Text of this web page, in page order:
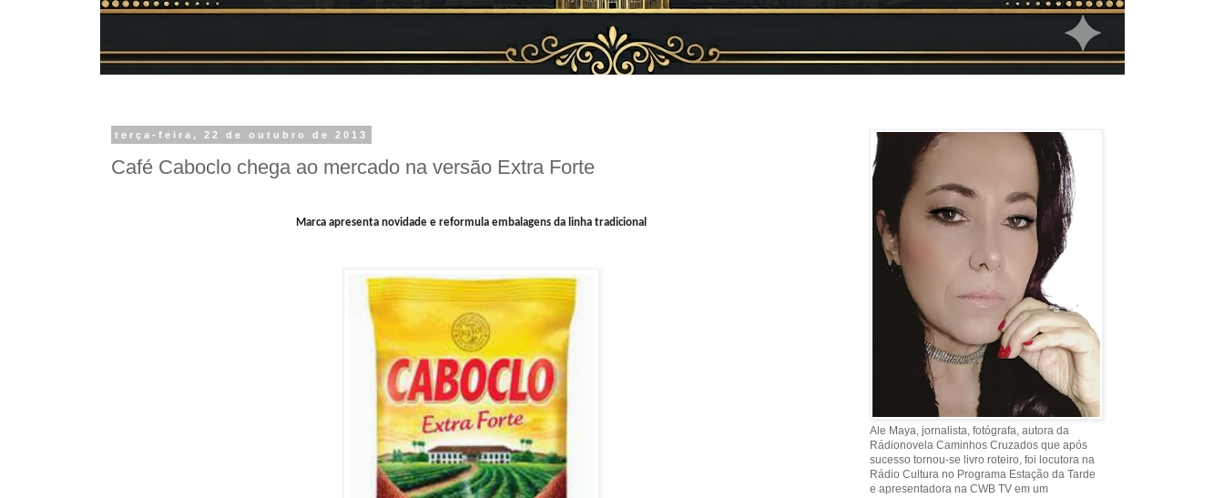
terça-feira, 22 de outubro de 2013
Café Caboclo chega ao mercado na versão Extra Forte
Marca apresenta novidade e reformula embalagens da linha tradicional
Ale Maya, jornalista, fotógrafa, autora da
Rádionovela Caminhos Cruzados que após
sucesso tornou-se livro roteiro, foi locutora na
Rádio Cultura no Programa Estação da Tarde
e apresentadora na CWB TV em um